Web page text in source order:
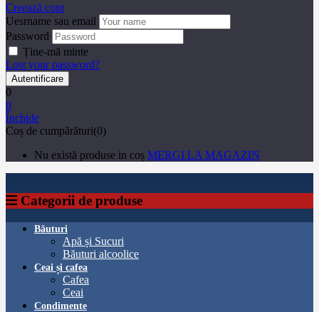
Creează cont
Uesrname sau email
Password
Ține-mă minte
Lost your password?
0
0
Închide
Coș de cumpărături(0)
Nu există produse in coș MERGI LA MAGAZIN
Categorii de produse
Băuturi
Apă și Sucuri
Băuturi alcoolice
Ceai și cafea
Cafea
Ceai
Condimente